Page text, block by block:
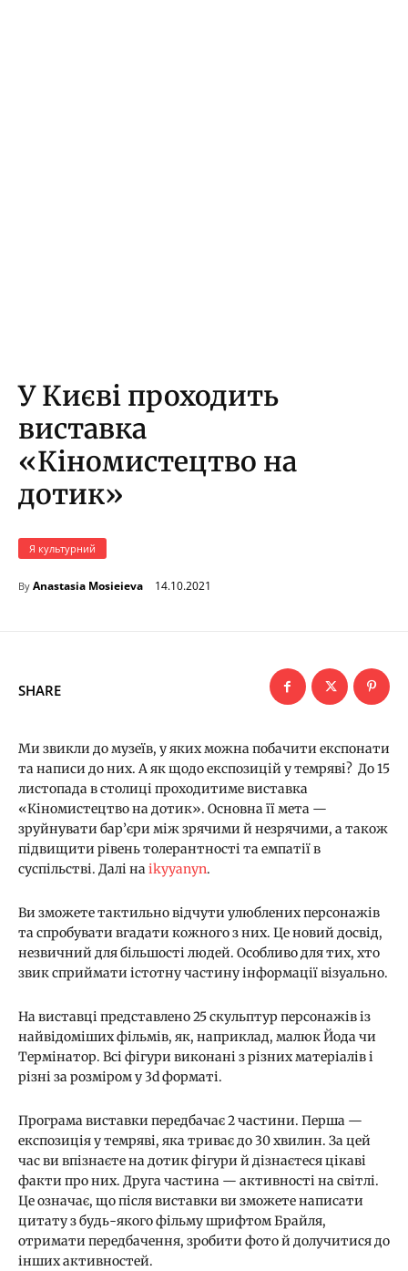
У Києві проходить
виставка
«Кіномистецтво на
дотик»
Я культурний
By Anastasia Mosieieva 14.10.2021
SHARE
Ми звикли до музеїв, у яких можна побачити експонати
та написи до них. А як щодо експозицій у темряві? До 15
листопада в столиці проходитиме виставка
«Кіномистецтво на дотик». Основна її мета —
зруйнувати бар’єри між зрячими й незрячими, а також
підвищити рівень толерантності та емпатії в
суспільстві. Далі наikyyanyn.
Ви зможете тактильно відчути улюблених персонажів
та спробувати вгадати кожного з них. Це новий досвід,
незвичний для більшості людей. Особливо для тих, хто
звик сприймати істотну частину інформації візуально.
На виставці представлено 25 скульптур персонажів із
найвідоміших фільмів, як, наприклад, малюк Йода чи
Термінатор. Всі фігури виконані з різних матеріалів і
різні за розміром у 3d форматі.
Програма виставки передбачає 2 частини. Перша —
експозиція у темряві, яка триває до 30 хвилин. За цей
час ви впізнаєте на дотик фігури й дізнаєтеся цікаві
факти про них. Друга частина — активності на світлі.
Це означає, що після виставки ви зможете написати
цитату з будь-якого фільму шрифтом Брайля,
отримати передбачення, зробити фото й долучитися до
інших активностей.